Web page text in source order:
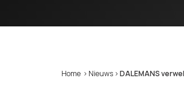
Home > Nieuws >DALEMANS